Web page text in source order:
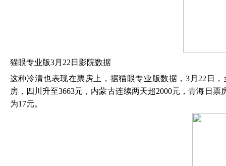
猫眼专业版3月22日影院数据
这种冷清也表现在票房上，据猫眼专业版数据， 3月22日，
房，四川升至3663元，内蒙古连续两天超2000元，青海日
为17元。